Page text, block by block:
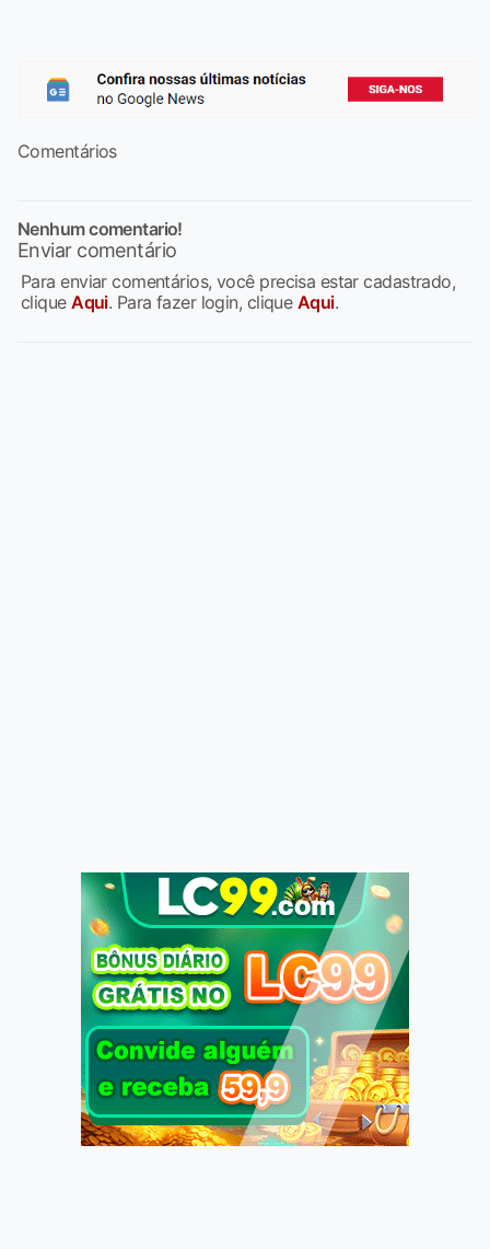
Comentários
Nenhum comentario!
Enviar comentário
Para enviar comentários, você precisa estar cadastrado,
cliqueAqui. Para fazer login, clique Aqui.